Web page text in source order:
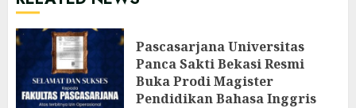
Pascasarjana Universitas
Panca Sakti Bekasi Resmi
Buka Prodi Magister
Pendidikan Bahasa Inggris